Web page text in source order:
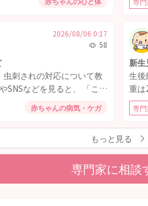
が担当していました。 パ
るのはいつもやってくれ
、お風呂上がりの保湿は私
、私と半々くらいで育児を
ママじゃないと泣き止ま
の寝かしつけでは興奮し
マのお世話に安心感を抱
。 しかし、下の子が産ま
はほとんどパパが行うよう
、パパに後追いしたり、私
拒否したりするようになり
り後追いしませんでし
げて
り
の
っと
い？
2026/08/06 0:17
58
刺されの対応について教
SNSなどを見ると、 「この
ため病院を受診した方が
本的には様子見で大丈
り、実際はどのように判
いです。 ・虫に刺された場
よいのでしょうか。それ
多いのでしょうか。 ・様子
な症状があれば受診すべき
赤ちゃんの病気・ケガ
新生
生後
重は
す。 8月31日に体重を測ったら2780グラムぐらいで
一日
す。 以前は1日のミルク量が350mLくらいでした
が、
す。
り
す。 一番気になっているのは、ミルクを飲むスピー
専
もっと見る
専門家に相談